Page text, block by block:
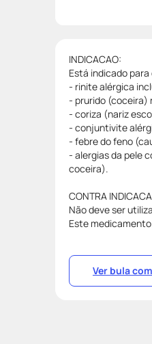
INDICACAO:
Está indicado
- rinite alérgica
- prurido (coceira)
- coriza (nariz
- conjuntivite
- febre do feno
- alergias da pele
coceira).
CONTRA
Não deve ser
Este
Ver bula